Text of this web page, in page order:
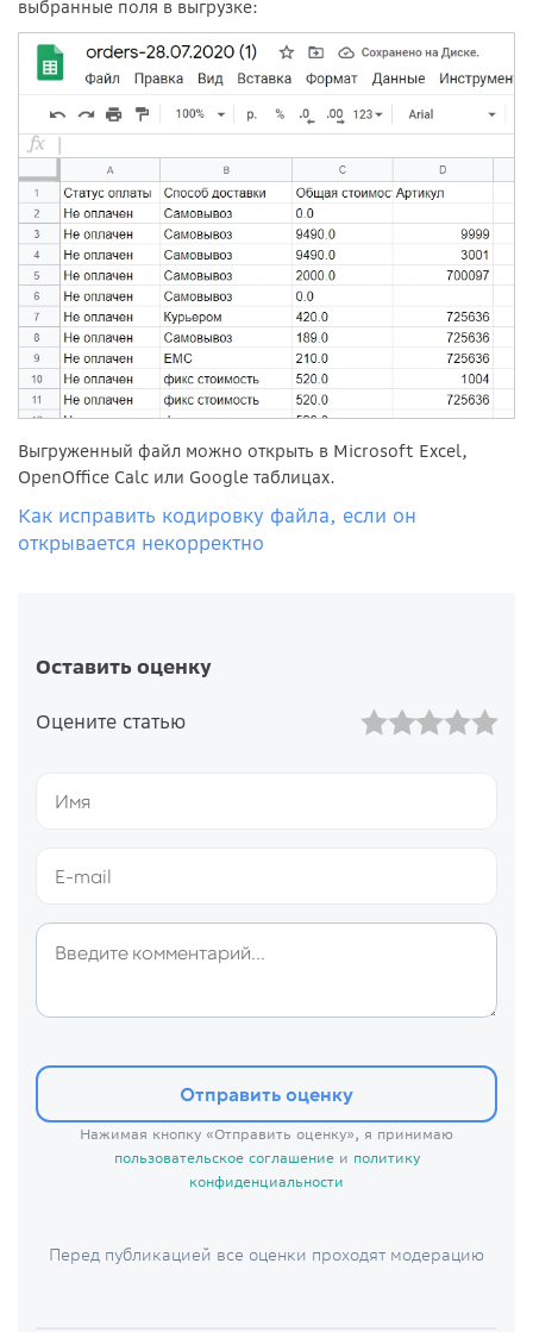
выбранные поля в выгрузке:
Выгруженный файл можно открыть в Microsoft Excel,
OpenOffice Calc или Google таблицах.
Как исправить кодировку файла, если он
открывается некорректно
Оставить оценку
Оцените статью
Отправить оценку
Нажимая кнопку «Отправить оценку», я принимаю
пользовательское соглашениеи политику
конфиденциальности
Перед публикацией все оценки проходят модерацию